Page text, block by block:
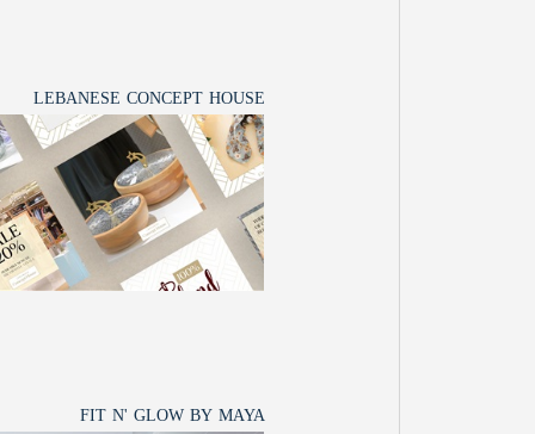
LEBANESE CONCEPT HOUSE
FIT N' GLOW BY MAYA